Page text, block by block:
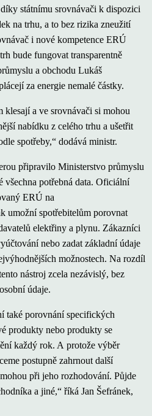
státnímu srovnávači k dispozici
na trhu, a to bez rizika zneužití
i nové kompetence ERÚ
bude fungovat transparentně
a obchodu Lukáš
za energie nemalé částky.
a ve srovnávači si mohou
nabídku z celého trhu a ušetřit
spotřeby,“ dodává ministr.
připravilo Ministerstvo průmyslu
všechna potřebná data. Oficiální
ERÚ na
umožní spotřebitelům porovnat
elektřiny a plynu. Zákazníci
nebo zadat základní údaje
možnostech. Na rozdíl
nástroj zcela nezávislý, bez
údaje.
také porovnání specifických
produkty nebo produkty se
každý rok. A protože výběr
postupně zahrnout další
při jeho rozhodování. Půjde
a jiné,“ říká Jan Šefránek,